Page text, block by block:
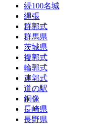
続100名城
縄張
群郭式
群馬県
茨城県
複郭式
輪郭式
連郭式
道の駅
銅像
長崎県
長野県